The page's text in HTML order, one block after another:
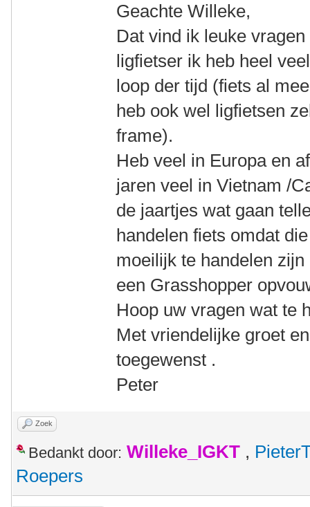
Geachte Willeke,
Dat vind ik leuke
ligfietser ik heb heel
loop der tijd (fiets al
heb ook wel ligfietsen
frame).
Heb veel in Europa en
jaren veel in Vietnam /
de jaartjes wat gaan
handelen fiets omdat
moeilijk te handelen
een Grasshopper
Hoop uw vragen wat te
Met vriendelijke groet
toegewenst .
Peter
Zoek
Bedankt door: Willeke_IGKT ,
Roepers